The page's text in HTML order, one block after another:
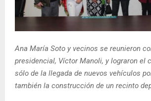
E
N
U
Ana María Soto y vecinos se reunieron
presidencial, Víctor Manoli, y lograron el
sólo de la llegada de nuevos vehículos
también la construcción de un recinto